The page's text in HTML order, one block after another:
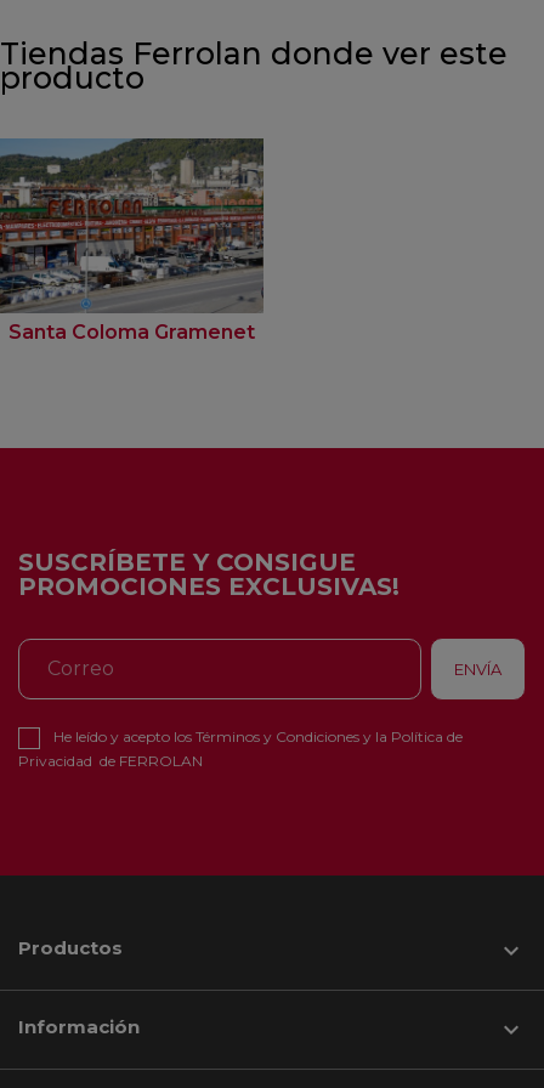
Tiendas Ferrolan donde ver este
producto
Santa Coloma Gramenet
SUSCRÍBETE Y CONSIGUE
PROMOCIONES EXCLUSIVAS!
He leído y acepto los Términos y Condiciones y la Política de
Privacidad de FERROLAN
Productos 
Información 